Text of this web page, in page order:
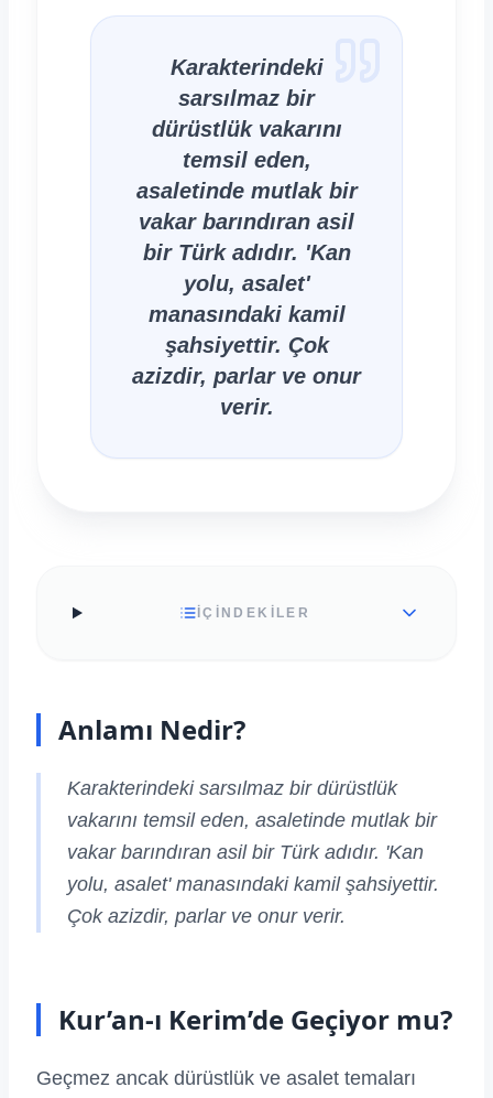
Karakterindeki
sarsılmaz bir
dürüstlük vakarını
temsil eden,
asaletinde mutlak bir
vakar barındıran asil
bir Türk adıdır. 'Kan
yolu, asalet'
manasındaki kamil
şahsiyettir. Çok
azizdir, parlar ve onur
verir.
İÇİNDEKİLER
Anlamı Nedir?
Karakterindeki sarsılmaz bir dürüstlük
vakarını temsil eden, asaletinde mutlak bir
vakar barındıran asil bir Türk adıdır. 'Kan
yolu, asalet' manasındaki kamil şahsiyettir.
Çok azizdir, parlar ve onur verir.
Kur’an-ı Kerim’de Geçiyor mu?
Geçmez ancak dürüstlük ve asalet temaları